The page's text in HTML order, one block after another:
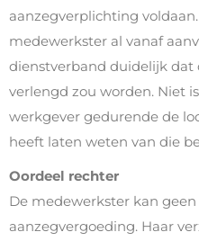
aanzegverplichting
medewerkster al vanaf
dienstverband duidelijk dat
verlengd zou worden. Niet
werkgever gedurende de
heeft laten weten van die
Oordeel rechter
De medewerkster kan
aanzegvergoeding. Haar